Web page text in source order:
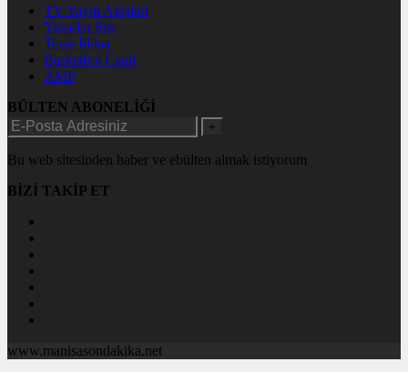
TV Yayın Akışları
Yazarlar Site
Tenis İddaa
Basketbol Canlı
AMP
BÜLTEN ABONELİĞİ
+
Bu web sitesinden haber ve ebülten almak istiyorum
BİZİ TAKİP ET
www.manisasondakika.net